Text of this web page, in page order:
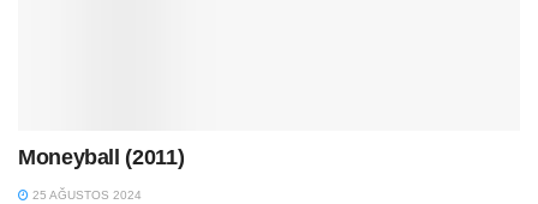
Moneyball (2011)
25 AĞUSTOS 2024